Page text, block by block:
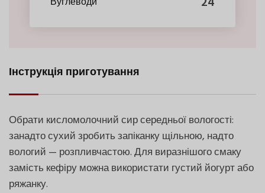
Інструкція приготування
Обрати кисломолочний сир середньої вологості:
занадто сухий зробить запіканку щільною, надто
вологий — розпливчастою. Для виразнішого смаку
замість кефіру можна використати густий йогурт або
ряжанку.